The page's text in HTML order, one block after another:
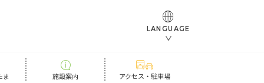
LANGUAGE
ま 施設案内 アクセス・駐車場